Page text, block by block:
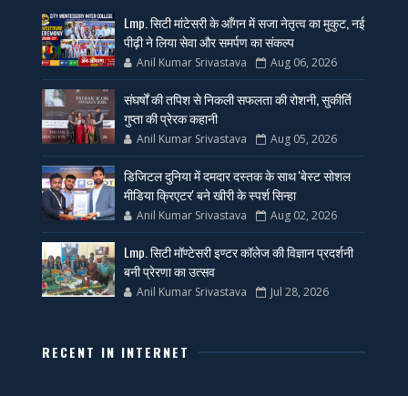
Lmp. सिटी मांटेसरी के आँगन में सजा नेतृत्व का मुकुट, नई
पीढ़ी ने लिया सेवा और समर्पण का संकल्प
Anil Kumar Srivastava Aug 06, 2026
संघर्षों की तपिश से निकली सफलता की रोशनी, सुकीर्ति
गुप्ता की प्रेरक कहानी
Anil Kumar Srivastava Aug 05, 2026
डिजिटल दुनिया में दमदार दस्तक के साथ 'बेस्ट सोशल
मीडिया क्रिएटर' बने खीरी के स्पर्श सिन्हा
Anil Kumar Srivastava Aug 02, 2026
Lmp. सिटी मॉण्टेसरी इण्टर कॉलेज की विज्ञान प्रदर्शनी
बनी प्रेरणा का उत्सव
Anil Kumar Srivastava Jul 28, 2026
RECENT IN INTERNET